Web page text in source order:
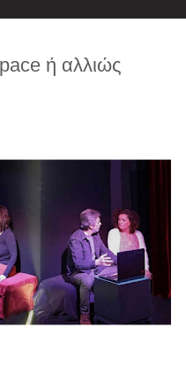
ή αλλιώς